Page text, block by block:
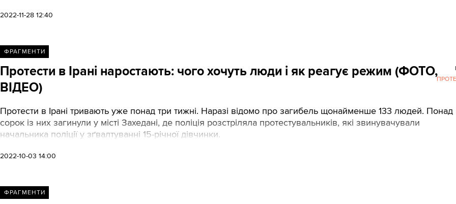
2022-11-28 12:40
ФРАГМЕНТИ
Протести в Ірані наростають: чого хочуть люди і як реагує режим (ФОТО,
ВІДЕО)
Протести в Ірані тривають уже понад три тижні. Наразі відомо про загибель щонайменше 133 людей. Понад
сорок із них загинули у місті Захедані, де поліція розстріляла протестувальників, які звинувачували
начальника поліції у зґвалтуванні 15-річної дівчинки.
2022-10-03 14:00
ФРАГМЕНТИ